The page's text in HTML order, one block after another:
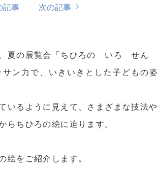
記事 次の記事
夏の展覧会「ちひろの いろ せん
ン力で、いきいきとした子どもの
いるように見えて、さまざまな技法や
ちひろの絵に迫ります。
絵をご紹介します。